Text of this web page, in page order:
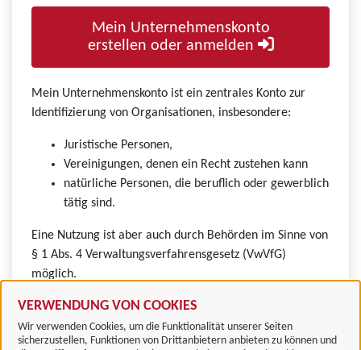
VERWENDUNG VON COOKIES
Wir verwenden Cookies, um die Funktionalität unserer Seiten
sicherzustellen, Funktionen von Drittanbietern anbieten zu können und
Mein Unternehmenskonto
erstellen oder anmelden
Mein Unternehmenskonto ist ein zentrales Konto zur
Identifizierung von Organisationen, insbesondere:
Juristische Personen,
Vereinigungen, denen ein Recht zustehen kann
natürliche Personen, die beruflich oder gewerblich
tätig sind.
Eine Nutzung ist aber auch durch Behörden im Sinne von
§ 1 Abs. 4 Verwaltungsverfahrensgesetz (VwVfG)
möglich.